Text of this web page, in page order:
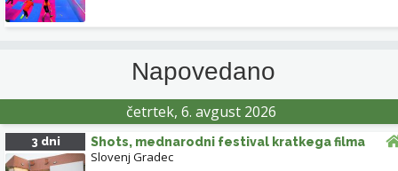
Napovedano
četrtek, 6. avgust 2026
3 dni Shots, mednarodni festival kratkega filma
Slovenj Gradec